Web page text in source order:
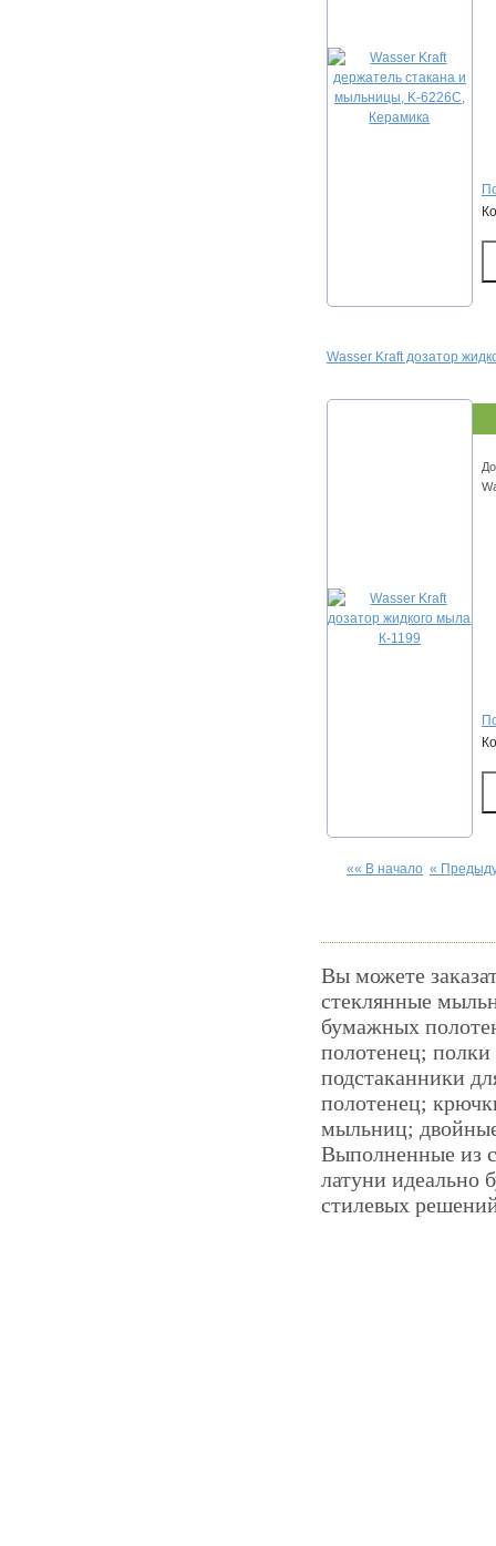
Wasser Kraft дозатор
«« В начало «
Вы можете
стеклянные
бумажных
полотенец;
подстаканники
полотенец;
мыльниц;
Выполненные из
латуни идеально
стилевых